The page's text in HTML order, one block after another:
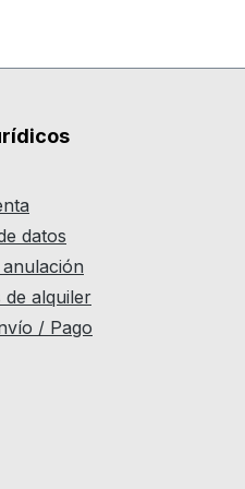
datos
de alquiler
/ Pago